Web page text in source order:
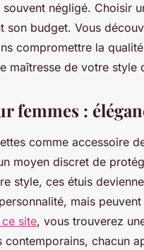
négligé. Choisir
son budget. Vous
compromettre la
maîtresse de votre style
femmes :
comme accessoire
moyen discret de
style, ces étuis
mais
ce site, vous trouverez
chacun